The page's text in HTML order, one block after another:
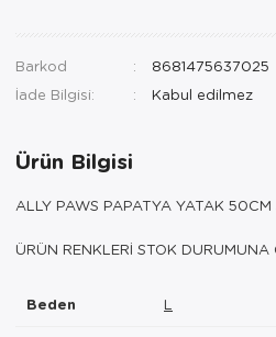
Barkod
8681475637025
İade Bilgisi:
Ürün Bilgisi
ALLY PAWS PAPATYA YATAK 50CM
ÜRÜN RENKLERİ STOK DURUMUNA
Beden L